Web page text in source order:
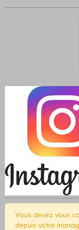
Vous devez vous
depuis votre